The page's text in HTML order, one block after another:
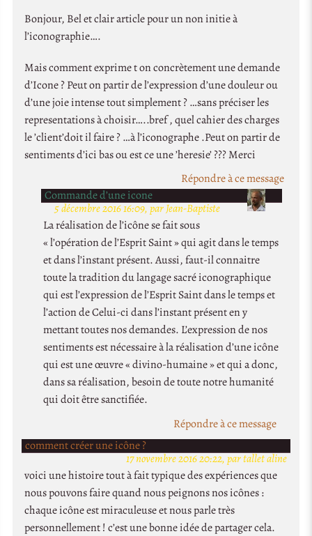
Bonjour, Bel et clair article pour un non initie à
l’iconographie….
Mais comment exprime t on concrètement une demande
d’Icone ? Peut on partir de l’expression d’une douleur ou
d’une joie intense tout simplement ? …sans préciser les
representations à choisir…..bref , quel cahier des charges
le ’client’doit il faire ? …à l’iconographe .Peut on partir de
sentiments d’ici bas ou est ce une ’heresie’ ??? Merci
Répondre à ce message
Commande d’une icone
5 décembre 2016 16:09, par Jean-Baptiste
La réalisation de l’icône se fait sous
« l’opération de l’Esprit Saint » qui agit dans le temps
et dans l’instant présent. Aussi, faut-il connaitre
toute la tradition du langage sacré iconographique
qui est l’expression de l’Esprit Saint dans le temps et
l’action de Celui-ci dans l’instant présent en y
mettant toutes nos demandes. L’expression de nos
sentiments est nécessaire à la réalisation d’une icône
qui est une œuvre « divino-humaine » et qui a donc,
dans sa réalisation, besoin de toute notre humanité
qui doit être sanctifiée.
Répondre à ce message
comment créer une icône ?
17 novembre 2016 20:22, par tallet aline
voici une histoire tout à fait typique des expériences que
nous pouvons faire quand nous peignons nos icônes :
chaque icône est miraculeuse et nous parle très
personnellement ! c’est une bonne idée de partager cela.